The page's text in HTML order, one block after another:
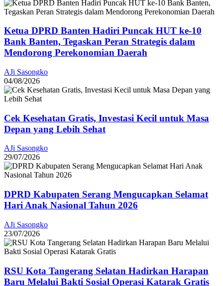
Ketua DPRD Banten Hadiri Puncak HUT ke-10
Bank Banten, Tegaskan Peran Strategis dalam
Mendorong Perekonomian Daerah
AJi Sasongko
04/08/2026
Cek Kesehatan Gratis, Investasi Kecil untuk Masa
Depan yang Lebih Sehat
AJi Sasongko
29/07/2026
DPRD Kabupaten Serang Mengucapkan Selamat
Hari Anak Nasional Tahun 2026
AJi Sasongko
23/07/2026
RSU Kota Tangerang Selatan Hadirkan Harapan
Baru Melalui Bakti Sosial Operasi Katarak Gratis